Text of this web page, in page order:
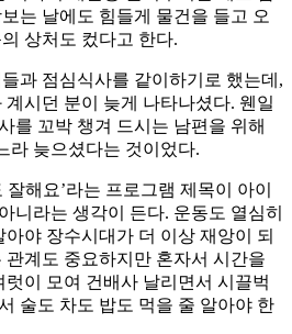
는 날에도 힘들게 물건을 들고 오
상처도 컸다고 한다.
과 점심식사를 같이하기로 했는데,
시던 분이 늦게 나타나셨다. 웬일
를 꼬박 챙겨 드시는 남편을 위해
라 늦으셨다는 것이었다.
해요’라는 프로그램 제목이 아이
니라는 생각이 든다. 운동도 열심히
야 장수시대가 더 이상 재앙이 되
계도 중요하지만 혼자서 시간을
이 모여 건배사 날리면서 시끌벅
술도 차도 밥도 먹을 줄 알아야 한